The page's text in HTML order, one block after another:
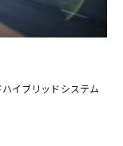
イブリッドシステム